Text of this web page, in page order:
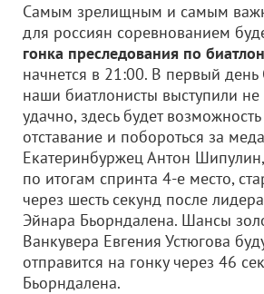
Самым зрелищным и самым
для россиян соревнованием
гонка преследования по
начнется в 21:00. В первый
наши биатлонисты выступили
удачно, здесь будет возможность
отставание и побороться за
Екатеринбуржец Антон
по итогам спринта 4-е место,
через шесть секунд после
Эйнара Бьорндалена. Шансы
Ванкувера Евгения Устюгова
отправится на гонку через 46
Бьорндалена.